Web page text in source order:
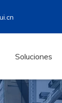
Soluciones